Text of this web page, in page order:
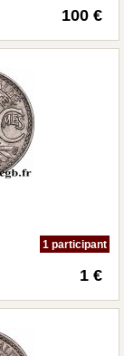
100 €
1 participant
1 €